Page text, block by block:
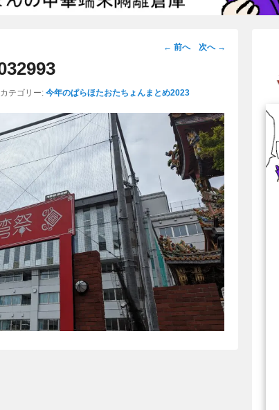
画
ビ
ゲ
ー
シ
ョ
← 前へ 次へ →
カテゴリー: 今年のぱらほたおたちょんまとめ2023